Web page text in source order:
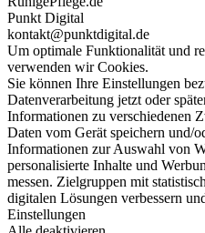
Punkt Digital
kontakt@punktdigital.de
Um optimale Funktionalität und
verwenden wir Cookies.
Sie können Ihre Einstellungen
Datenverarbeitung jetzt oder
Informationen zu verschiedenen
Daten vom Gerät speichern und/
Informationen zur Auswahl von
personalisierte Inhalte und
messen. Zielgruppen mit
digitalen Lösungen verbessern
Einstellungen